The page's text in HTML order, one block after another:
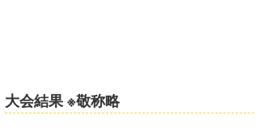
大会結果 ※敬称略